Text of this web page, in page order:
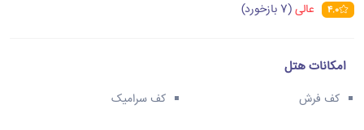
4.0 عالی(7 بازخورد)
امکانات هتل
کف فرش کف سرامیک